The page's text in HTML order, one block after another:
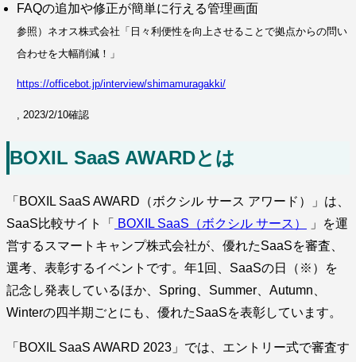
FAQの追加や修正が簡単に行える管理画面
参照）ネオス株式会社「日々利便性を向上させることで拠点からの問い
合わせを大幅削減！」
https://officebot.jp/interview/shimamuragakki/
, 2023/2/10確認
BOXIL SaaS AWARDとは
「BOXIL SaaS AWARD（ボクシル サース アワード）」は、
SaaS比較サイト「
BOXIL SaaS（ボクシル サース）
」を運
営するスマートキャンプ株式会社が、優れたSaaSを審査、
選考、表彰するイベントです。年1回、SaaSの日（※）を
記念し発表しているほか、Spring、Summer、Autumn、
Winterの四半期ごとにも、優れたSaaSを表彰しています。
「BOXIL SaaS AWARD 2023」では、エントリー式で審査す